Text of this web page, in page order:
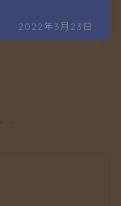
2022年3月23日